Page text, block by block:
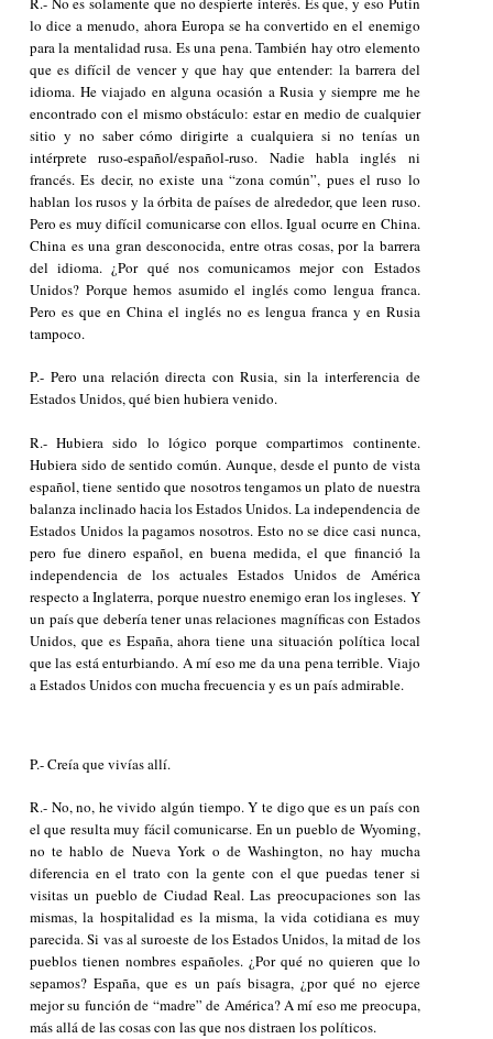
lo dice a menudo, ahora Europa se ha convertido en el enemigo
para la mentalidad rusa. Es una pena. También hay otro elemento
que es difícil de vencer y que hay que entender: la barrera del
idioma. He viajado en alguna ocasión a Rusia y siempre me he
encontrado con el mismo obstáculo: estar en medio de cualquier
sitio y no saber cómo dirigirte a cualquiera si no tenías un
intérprete ruso-español/español-ruso. Nadie habla inglés ni
francés. Es decir, no existe una “zona común”, pues el ruso lo
hablan los rusos y la órbita de países de alrededor, que leen ruso.
Pero es muy difícil comunicarse con ellos. Igual ocurre en China.
China es una gran desconocida, entre otras cosas, por la barrera
del idioma. ¿Por qué nos comunicamos mejor con Estados
Unidos? Porque hemos asumido el inglés como lengua franca.
Pero es que en China el inglés no es lengua franca y en Rusia
tampoco.
P.- Pero una relación directa con Rusia, sin la interferencia de
Estados Unidos, qué bien hubiera venido.
R.- Hubiera sido lo lógico porque compartimos continente.
Hubiera sido de sentido común. Aunque, desde el punto de vista
español, tiene sentido que nosotros tengamos un plato de nuestra
balanza inclinado hacia los Estados Unidos. La independencia de
Estados Unidos la pagamos nosotros. Esto no se dice casi nunca,
pero fue dinero español, en buena medida, el que financió la
independencia de los actuales Estados Unidos de América
respecto a Inglaterra, porque nuestro enemigo eran los ingleses. Y
un país que debería tener unas relaciones magníficas con Estados
Unidos, que es España, ahora tiene una situación política local
que las está enturbiando. A mí eso me da una pena terrible. Viajo
a Estados Unidos con mucha frecuencia y es un país admirable.
P.- Creía que vivías allí.
R.- No, no, he vivido algún tiempo. Y te digo que es un país con
el que resulta muy fácil comunicarse. En un pueblo de Wyoming,
no te hablo de Nueva York o de Washington, no hay mucha
diferencia en el trato con la gente con el que puedas tener si
visitas un pueblo de Ciudad Real. Las preocupaciones son las
mismas, la hospitalidad es la misma, la vida cotidiana es muy
parecida. Si vas al suroeste de los Estados Unidos, la mitad de los
pueblos tienen nombres españoles. ¿Por qué no quieren que lo
sepamos? España, que es un país bisagra, ¿por qué no ejerce
mejor su función de “madre” de América? A mí eso me preocupa,
más allá de las cosas con las que nos distraen los políticos.